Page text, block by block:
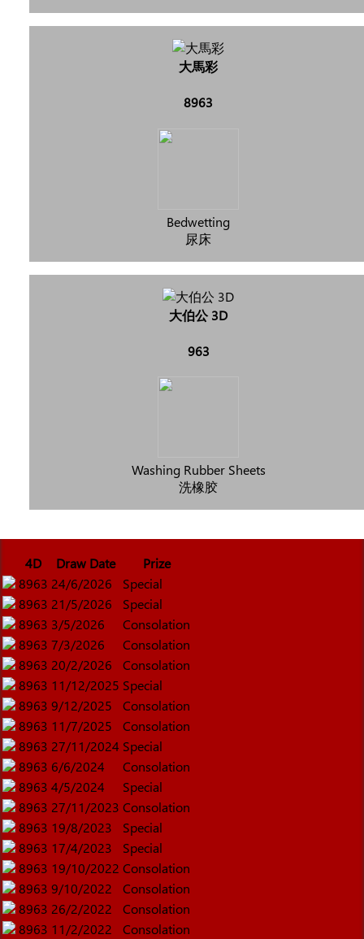
大馬彩
8963
Bedwetting
尿床
大伯公 3D
963
Washing Rubber Sheets
洗橡胶
4D Draw Date
Prize
8963 24/6/2026
Special
8963 21/5/2026
Special
8963 3/5/2026
Consolation
8963 7/3/2026
Consolation
8963 20/2/2026
Consolation
8963 11/12/2025 Special
8963 9/12/2025
Consolation
8963 11/7/2025
Consolation
8963 27/11/2024 Special
8963 6/6/2024
Consolation
8963 4/5/2024
Special
8963 27/11/2023 Consolation
8963 19/8/2023
Special
8963 17/4/2023
Special
8963 19/10/2022 Consolation
8963 9/10/2022
Consolation
8963 26/2/2022
Consolation
8963 11/2/2022 Consolation